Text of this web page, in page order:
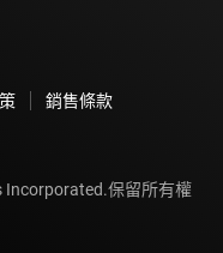
銷售條款
Incorporated.保留所有權